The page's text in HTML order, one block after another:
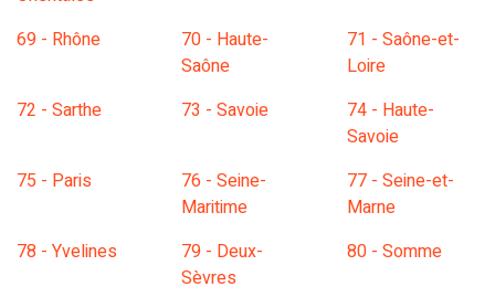
69 - Rhône
70 - Haute-
Saône
71 - Saône-et-
Loire
72 - Sarthe
73 - Savoie
74 - Haute-
Savoie
75 - Paris
76 - Seine-
Maritime
77 - Seine-et-
Marne
78 - Yvelines
79 - Deux-
Sèvres
80 - Somme